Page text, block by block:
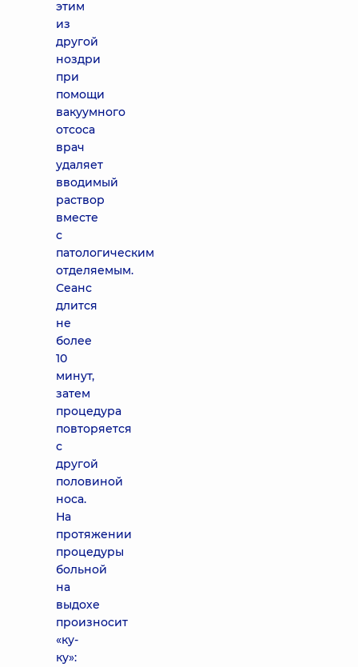
этим
из
другой
ноздри
при
помощи
вакуумного
отсоса
врач
удаляет
вводимый
раствор
вместе
с
патологическим
отделяемым.
Сеанс
длится
не
более
10
минут,
затем
процедура
повторяется
с
другой
половиной
носа.
На
протяжении
процедуры
больной
на
выдохе
произносит
«ку-
ку»: